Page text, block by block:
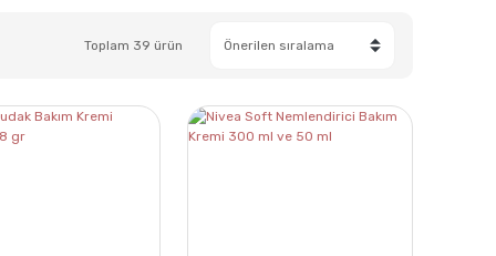
Toplam 39 ürün